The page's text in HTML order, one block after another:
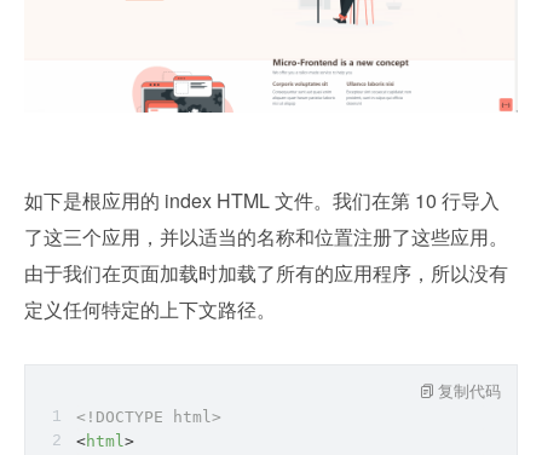
如下是根应用的 index HTML 文件。我们在第 10 行导入
了这三个应用，并以适当的名称和位置注册了这些应用。
由于我们在页面加载时加载了所有的应用程序，所以没有
定义任何特定的上下文路径。
<!DOCTYPE html>
<html>
复制代码